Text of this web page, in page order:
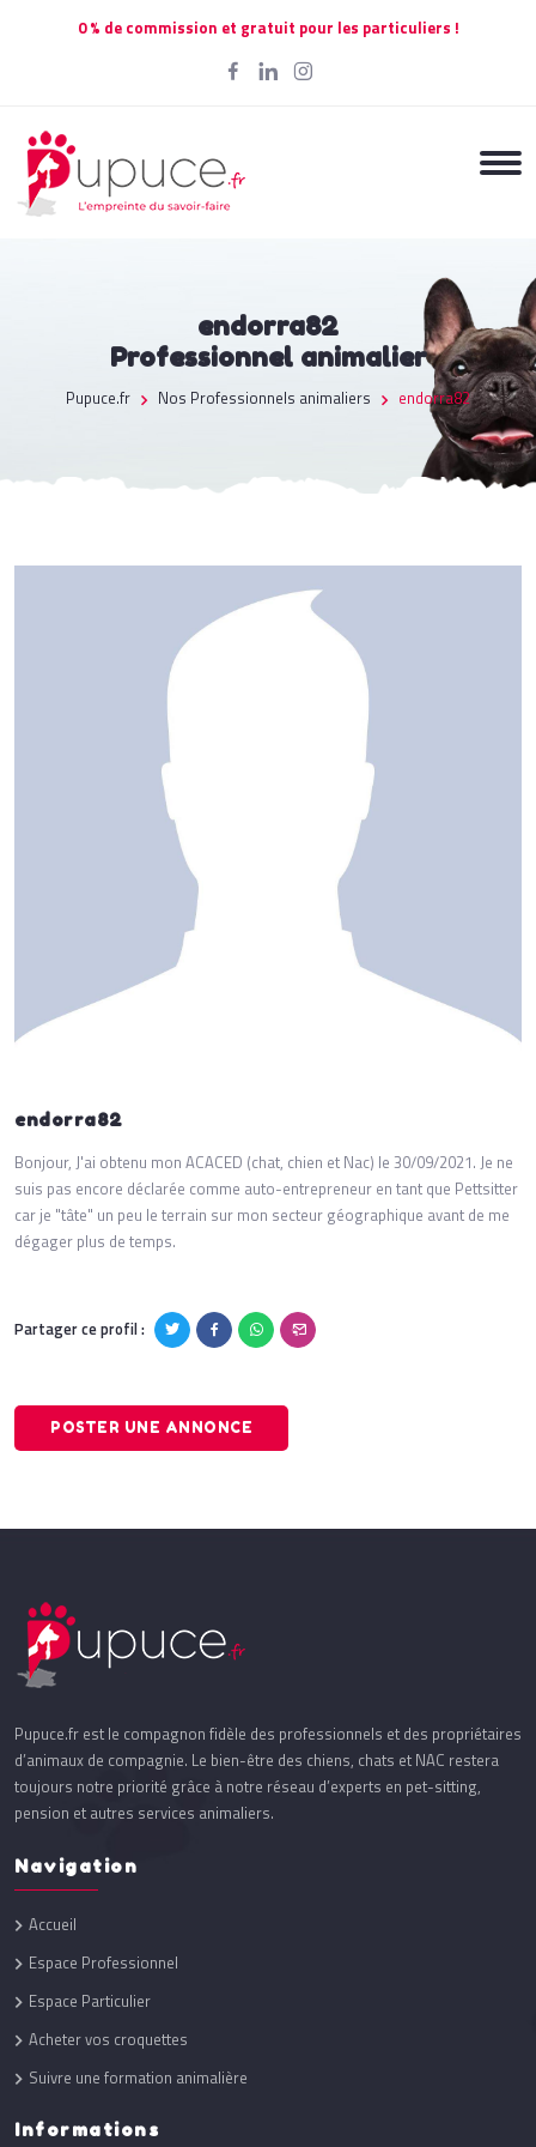
0 % de commission et gratuit pour les particuliers !
endorra82
Professionnel animalier
Pupuce.fr Nos Professionnels animaliers endorra82
endorra82
Bonjour, J'ai obtenu mon ACACED (chat, chien et Nac) le 30/09/2021. Je ne
suis pas encore déclarée comme auto-entrepreneur en tant que Pettsitter
car je "tâte" un peu le terrain sur mon secteur géographique avant de me
dégager plus de temps.
Partager ce profil :
POSTER UNE ANNONCE
Pupuce.fr est le compagnon fidèle des professionnels et des propriétaires
d’animaux de compagnie. Le bien-être des chiens, chats et NAC restera
toujours notre priorité grâce à notre réseau d’experts en pet-sitting,
pension et autres services animaliers.
Navigation
Accueil
Espace Professionnel
Espace Particulier
Acheter vos croquettes
Suivre une formation animalière
Informations